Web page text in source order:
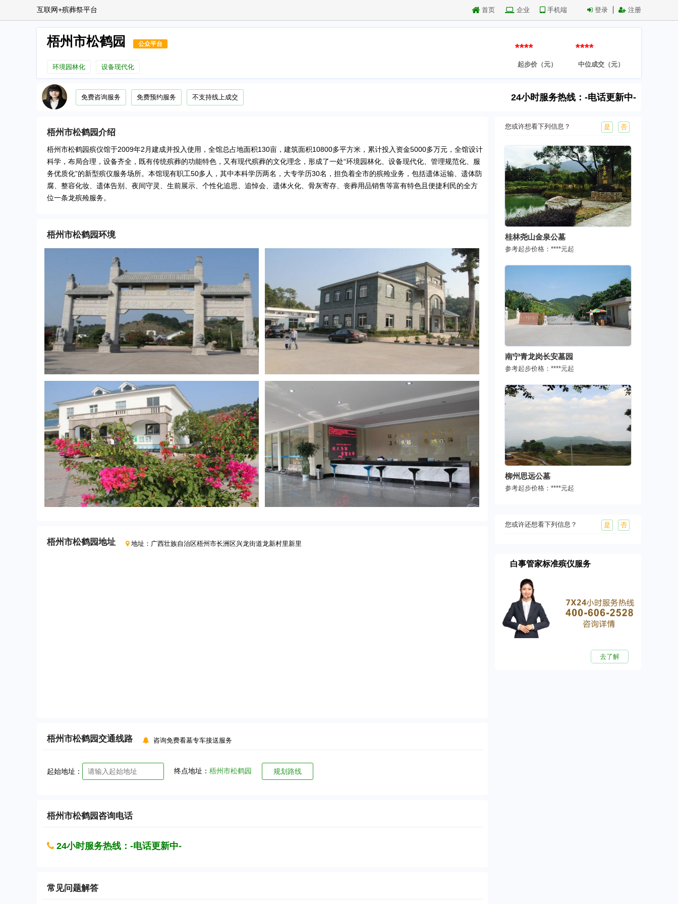
互联网+殡葬祭平台 登录 注册
首页 企业 手机端
梧州市松鹤园 公众平台
环境园林化 设备现代化
**** ****
起步价（元） 中位成交（元）
免费咨询服务 免费预约服务 不支持线上成交 24小时服务热线：-电话更新中-
梧州市松鹤园介绍
梧州市松鹤园殡仪馆于2009年2月建成并投入使用，全馆总占地面积130亩，建筑面积10800多平方米，累计投入资金5000多万元，全馆设计
科学，布局合理，设备齐全，既有传统殡葬的功能特色，又有现代殡葬的文化理念，形成了一处“环境园林化、设备现代化、管理规范化、服
务优质化”的新型殡仪服务场所。本馆现有职工50多人，其中本科学历两名，大专学历30名，担负着全市的殡殓业务，包括遗体运输、遗体防
腐、整容化妆、遗体告别、夜间守灵、生前展示、个性化追思、追悼会、遗体火化、骨灰寄存、丧葬用品销售等富有特色且便捷利民的全方
位一条龙殡殓服务。
梧州市松鹤园环境
梧州市松鹤园地址 地址： 广西壮族自治区梧州市长洲区兴龙街道龙新村里新里
梧州市松鹤园交通线路 咨询免费看墓专车接送服务
起始地址： 终点地址： 梧州市松鹤园 规划路线
梧州市松鹤园 咨询电话
24小时服务热线：-电话更新中-
常见问题解答
您或许想看下列信息？ 是 否
桂林尧山金泉公墓
参考起步价格： ****元起
南宁青龙岗长安墓园
参考起步价格： ****元起
柳州思远公墓
参考起步价格： ****元起
您或许还想看下列信息？ 是 否
白事管家标准殡仪服务
去了解